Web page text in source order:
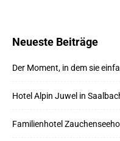
Neueste Beiträge
Der Moment, in dem sie
Hotel Alpin Juwel in
Familienhotel